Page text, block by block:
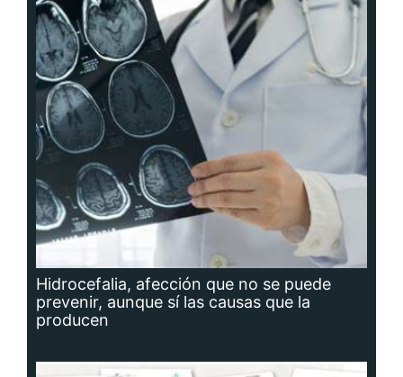
Hidrocefalia, afección que no se puede
prevenir, aunque sí las causas que la
producen